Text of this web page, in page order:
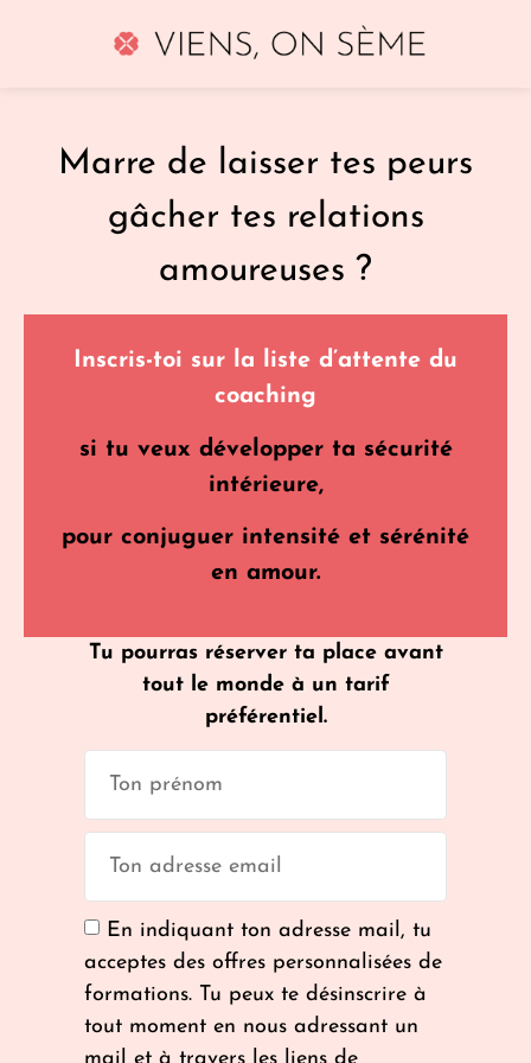
Marre de laisser tes peurs
gâcher tes relations
amoureuses ?
Inscris-toi sur la liste d’attente du
coaching
si tu veux développer ta sécurité
intérieure,
pour conjuguer intensité et sérénité
en amour.
Tu pourras réserver ta place avant
tout le monde à un tarif
préférentiel.
En indiquant ton adresse mail, tu
acceptes des offres personnalisées de
formations. Tu peux te désinscrire à
tout moment en nous adressant un
mail et à travers les liens de